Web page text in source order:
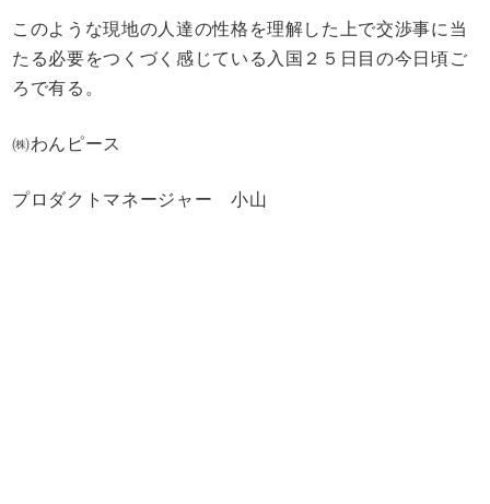
このような現地の人達の性格を理解した上で交渉事に当
たる必要をつくづく感じている入国２５日目の今日頃ご
ろで有る。
㈱わんピース
プロダクトマネージャー 小山